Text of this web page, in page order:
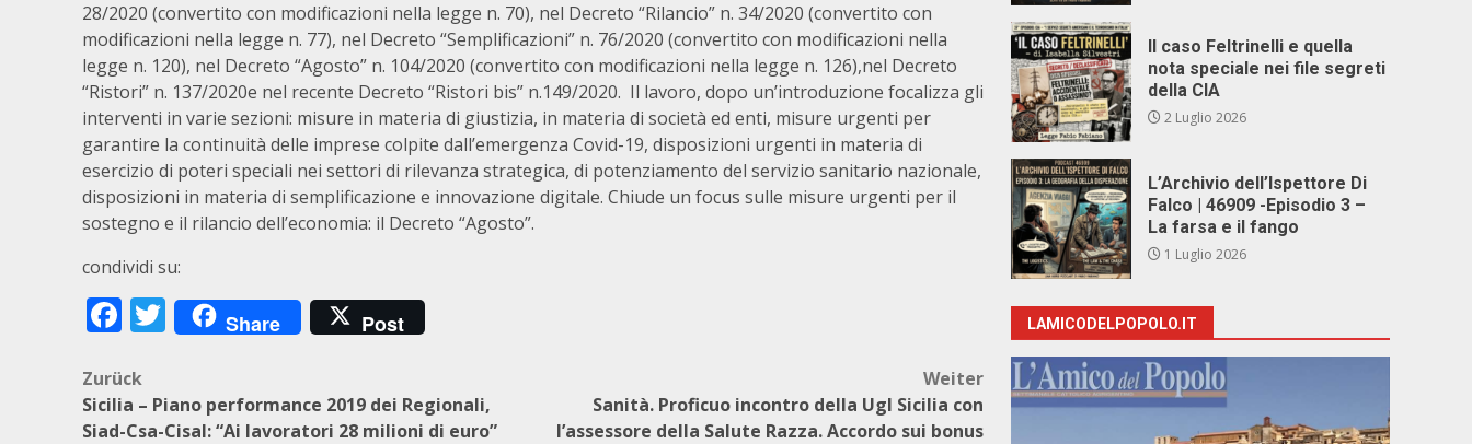
28/2020 (convertito con modificazioni nella legge n. 70), nel Decreto “Rilancio” n. 34/2020 (convertito con
modificazioni nella legge n. 77), nel Decreto “Semplificazioni” n. 76/2020 (convertito con modificazioni nella
legge n. 120), nel Decreto “Agosto” n. 104/2020 (convertito con modificazioni nella legge n. 126),nel Decreto
“Ristori” n. 137/2020e nel recente Decreto “Ristori bis” n.149/2020. Il lavoro, dopo un’introduzione focalizza gli
interventi in varie sezioni: misure in materia di giustizia, in materia di società ed enti, misure urgenti per
garantire la continuità delle imprese colpite dall’emergenza Covid-19, disposizioni urgenti in materia di
esercizio di poteri speciali nei settori di rilevanza strategica, di potenziamento del servizio sanitario nazionale,
disposizioni in materia di semplificazione e innovazione digitale. Chiude un focus sulle misure urgenti per il
sostegno e il rilancio dell’economia: il Decreto “Agosto”.
condividi su:
Facebook
Twitter
Share Post
Beitragsnavigation
Zurück
Sicilia – Piano performance 2019 dei Regionali,
Siad-Csa-Cisal: “Ai lavoratori 28 milioni di euro”
Weiter
Sanità. Proficuo incontro della Ugl Sicilia con
l’assessore della Salute Razza. Accordo sui bonus
Il caso Feltrinelli e quella
nota speciale nei file segreti
della CIA
2 Luglio 2026
L’Archivio dell’Ispettore Di
Falco | 46909 -Episodio 3 –
La farsa e il fango
1 Luglio 2026
LAMICODELPOPOLO.IT